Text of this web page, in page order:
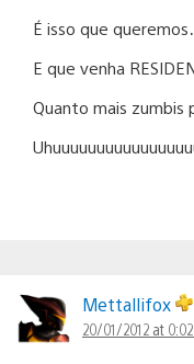
É isso que
E que venha
Quanto mais
Mettallifox
20/01/2012 at 0:02